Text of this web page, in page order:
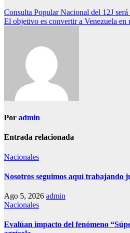
Navegación
de
Consulta Popular Nacional del 12J será
El objetivo es convertir a Venezuela en
Por admin
Entrada relacionada
Nacionales
Nosotros seguimos aquí trabajando
Ago 5, 2026 admin
Nacionales
Evalúan impacto del fenómeno